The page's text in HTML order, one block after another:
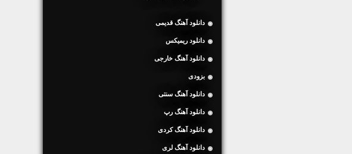
دانلود آهنگ قدیمی
دانلود ریمیکس
دانلود آهنگ خارجی
بزودی
دانلود آهنگ سنتی
دانلود آهنگ رپ
دانلود آهنگ کردی
دانلود آهنگ لری